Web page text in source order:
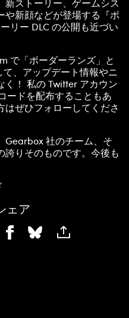
ストーリー、ゲームシス
や新顔などが登場する『ボ
リー DLC の公開も近づい
で「ボーダーランズ」と
、アップデート情報やニ
く！ 私の Twitter アカウン
ードを配布することもあ
はぜひフォローしてくださ
Gearbox 社のチーム、そ
誇りそのものです。今後も
ェア